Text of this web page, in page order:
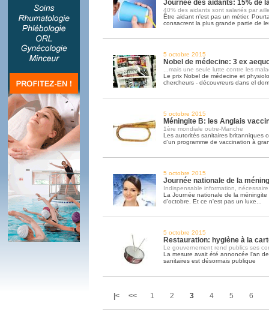
Journée des aidants: 15% de
40% des aidants sont salariés par
Être aidant n'est pas un métier.
consacrent la plus grande partie de
5 octobre 2015
Nobel de médecine: 3 ex
...mais une seule lutte contre les
Le prix Nobel de médecine et
chercheurs - découvreurs dans el
5 octobre 2015
Méningite B: les Anglais
1ère mondiale outre-Manche
Les autorités sanitaires britanniques
d'un programme de vaccination à
5 octobre 2015
Journée nationale de la
Indispensable information,
La Journée nationale de la
d'octobre. Et ce n'est pas un luxe...
5 octobre 2015
Restauration: hygiène à la
Le gouvernement rend publics ses
La mesure avait été annoncée l'an
sanitaires est désormais publique
|< << 1 2 3 4 5 6